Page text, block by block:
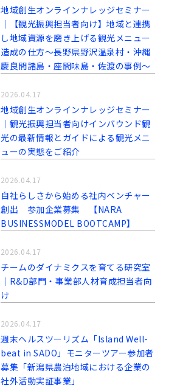
地域創生オンラインナレッジセミナー
｜【観光振興担当者向け】地域と連携
し地域資源を磨き上げる観光メニュー
造成の仕方～長野県野沢温泉村・沖縄
慶良間諸島・座間味島・佐渡の事例～
地域創生オンラインナレッジセミナー
｜観光振興担当者向けインバウンド観
光の最新情報とガイドによる観光メニ
ューの実態をご紹介
2026.04.17
自社らしさから始める社内ベンチャー
創出 参加企業募集 【NARA
BUSINESSMODEL BOOTCAMP】
2026.04.17
チームのダイナミクスを育てる研究室
｜R&D部門・事業部人材育成担当者向
け
2026.04.17
週末ヘルスツーリズム「Island Well-
beat in SADO」モニターツアー参加者
募集「新潟県農泊地域における企業の
社外活動実証事業」
2026.04.17